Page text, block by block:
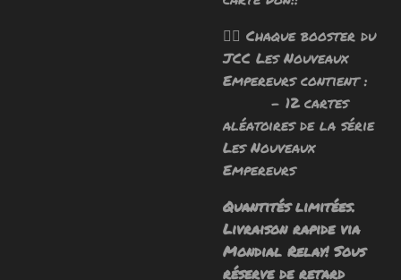
🧙‍♂️ Chaque booster du
JCC Les Nouveaux
Empereurs contient :
- 12 cartes
aléatoires de la série
Les Nouveaux
Empereurs
Quantités limitées.
Livraison rapide via
Mondial Relay! Sous
réserve de retard